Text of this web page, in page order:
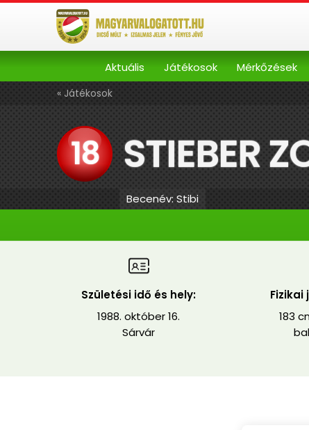
Aktuális Játékosok Mérkőzések
« Játékosok
18 STIEBER
Becenév: Stibi
Születési idő és hely:
1988. október 16.
Sárvár
Fizikai
183